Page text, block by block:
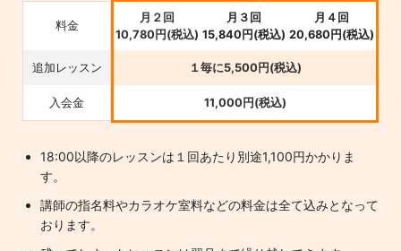
料金
月２回
10,780円(税込)
月３回
15,840円(税込)
月４回
20,680円(税込)
追加レッスン １毎に5,500円(税込)
入会金 11,000円(税込)
18:00以降のレッスンは１回あたり別途1,100円かかりま
す。
講師の指名料やカラオケ室料などの料金は全て込みとなって
おります。